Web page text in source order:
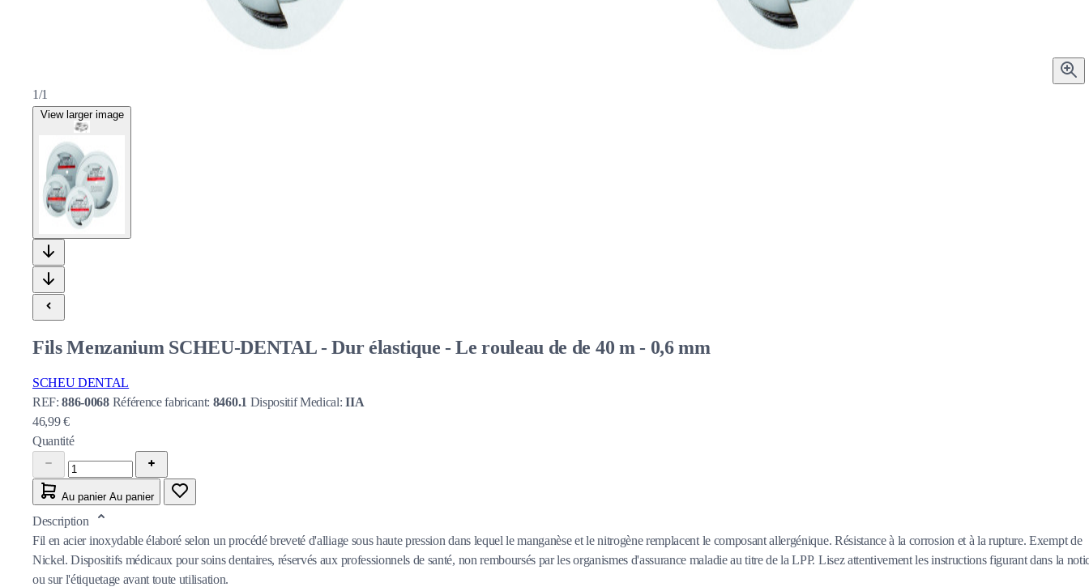
1/1
View larger image
Fils Menzanium SCHEU-DENTAL - Dur élastique - Le rouleau de de 40 m - 0,6 mm
SCHEU DENTAL
REF:886-0068 Référence fabricant: 8460.1 Dispositif Medical:IIA
46,99 €
Quantité
Au panier Au panier
Description
Fil en acier inoxydable élaboré selon un procédé breveté d'alliage sous haute pression dans lequel le manganèse et le nitrogène remplacent le composant allergénique. Résistance à la corrosion et à la rupture. Exempt de
Nickel. Dispositifs médicaux pour soins dentaires, réservés aux professionnels de santé, non remboursés par les organismes d'assurance maladie au titre de la LPP. Lisez attentivement les instructions figurant dans la
ou sur l'étiquetage avant toute utilisation.